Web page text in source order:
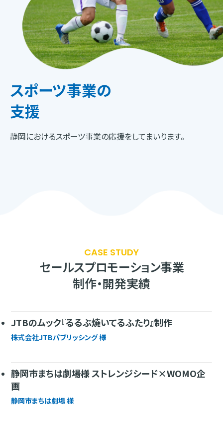
スポーツ事業の
支援
静岡におけるスポーツ事業の応援をしてまいります。
CASE STUDY
セールスプロモーション事業
制作・開発実績
JTBのムック『るるぶ焼いてるふたり』制作
株式会社JTBパブリッシング 様
静岡市まちは劇場様 ストレンジシード×WOMO企
画
静岡市まちは劇場 様